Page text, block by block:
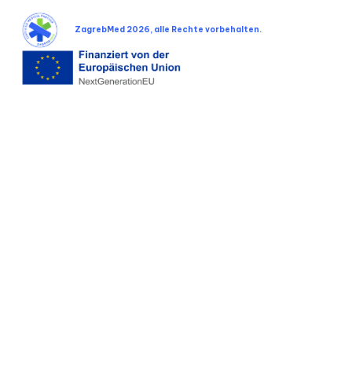
ZagrebMed 2026, alle Rechte vorbehalten.